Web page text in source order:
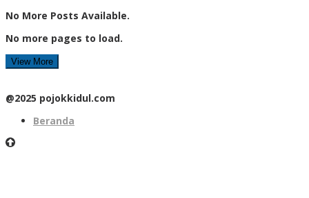
No More Posts Available.
No more pages to load.
View More
@2025 pojokkidul.com
Beranda